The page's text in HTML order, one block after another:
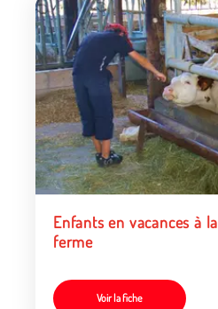
Enfants en vacances à la
ferme
Voir la fiche